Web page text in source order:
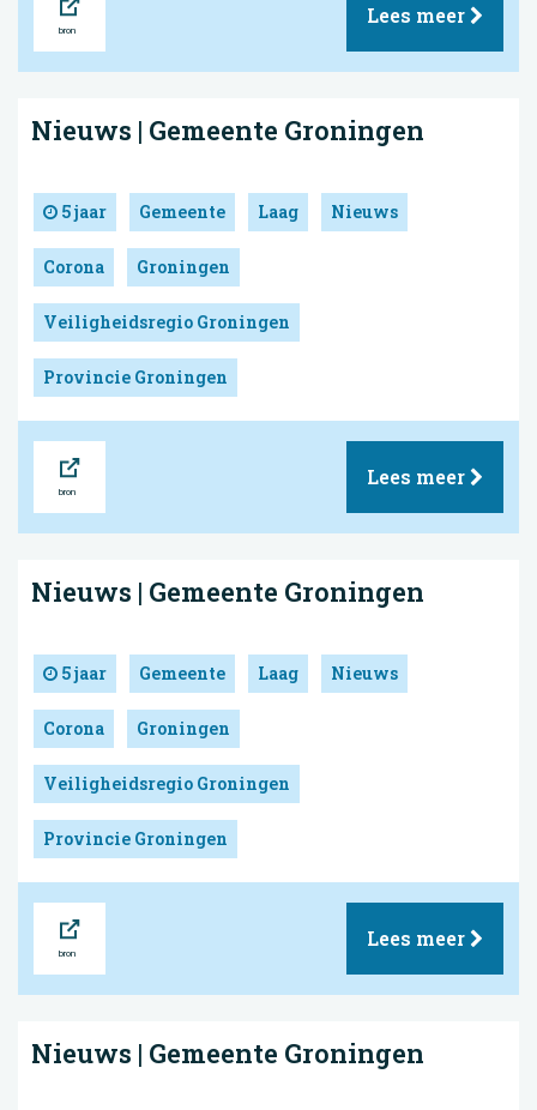
Lees meer
Nieuws | Gemeente Groningen
5 jaar Gemeente Laag Nieuws
Corona Groningen
Veiligheidsregio Groningen
Provincie Groningen
Lees meer
Nieuws | Gemeente Groningen
5 jaar Gemeente Laag Nieuws
Corona Groningen
Veiligheidsregio Groningen
Provincie Groningen
Lees meer
Nieuws | Gemeente Groningen